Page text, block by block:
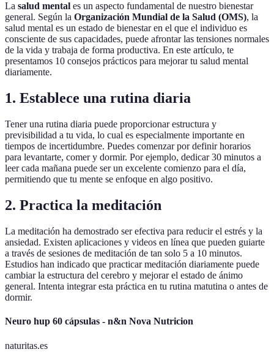
La salud mental es un aspecto fundamental de nuestro bienestar
general. Según la Organización Mundial de la Salud (OMS), la
salud mental es un estado de bienestar en el que el individuo es
consciente de sus capacidades, puede afrontar las tensiones normales
de la vida y trabaja de forma productiva. En este artículo, te
presentamos 10 consejos prácticos para mejorar tu salud mental
diariamente.
1. Establece una rutina diaria
Tener una rutina diaria puede proporcionar estructura y
previsibilidad a tu vida, lo cual es especialmente importante en
tiempos de incertidumbre. Puedes comenzar por definir horarios
para levantarte, comer y dormir. Por ejemplo, dedicar 30 minutos a
leer cada mañana puede ser un excelente comienzo para el día,
permitiendo que tu mente se enfoque en algo positivo.
2. Practica la meditación
La meditación ha demostrado ser efectiva para reducir el estrés y la
ansiedad. Existen aplicaciones y videos en línea que pueden guiarte
a través de sesiones de meditación de tan solo 5 a 10 minutos.
Estudios han indicado que practicar meditación diariamente puede
cambiar la estructura del cerebro y mejorar el estado de ánimo
general. Intenta integrar esta práctica en tu rutina matutina o antes de
dormir.
Neuro hup 60 cápsulas - n&n Nova Nutricion
naturitas.es